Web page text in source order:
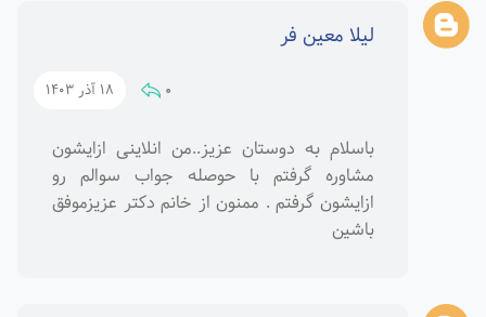
لیلا معین فر
0 18 آذر 1403
باسلام به دوستان عزیز..من انلاینی ازایشون
مشاوره گرفتم با حوصله جواب سوالم رو
ازایشون گرفتم . ممنون از خانم دکتر عزیزموفق
باشین